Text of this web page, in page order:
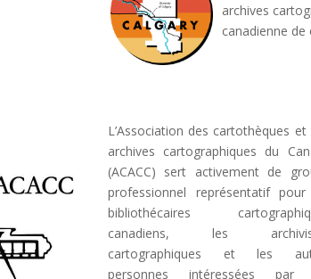
archives
canadienne de
L’Association des cartothèques et
archives cartographiques du
(ACACC) sert activement de
professionnel représentatif
bibliothécaires
canadiens, les
cartographiques et les
personnes intéressées par